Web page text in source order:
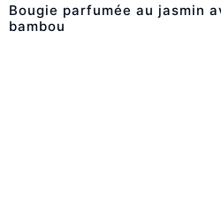
Bougie parfumée au jasmin
bambou